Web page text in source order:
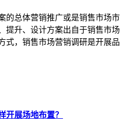
的总体营销推广或是销售市场市
提升、设计方案出自于销售市场
式，销售市场营销调研是开展品
开展场地布置？